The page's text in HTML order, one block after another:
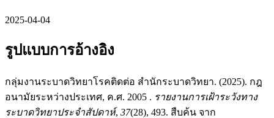
2025-04-04
รูปแบบการอ้างอิง
กลุ่มงานระบาดวิทยาโรคติดต่อ สำนักระบาดวิทยา. (2025). กฎ
อนามัยระหว่างประเทศ, ค.ศ. 2005 . รายงานการเฝ้าระวังทาง
ระบาดวิทยาประจำสัปดาห์, 37(28), 493. สืบค้น จาก